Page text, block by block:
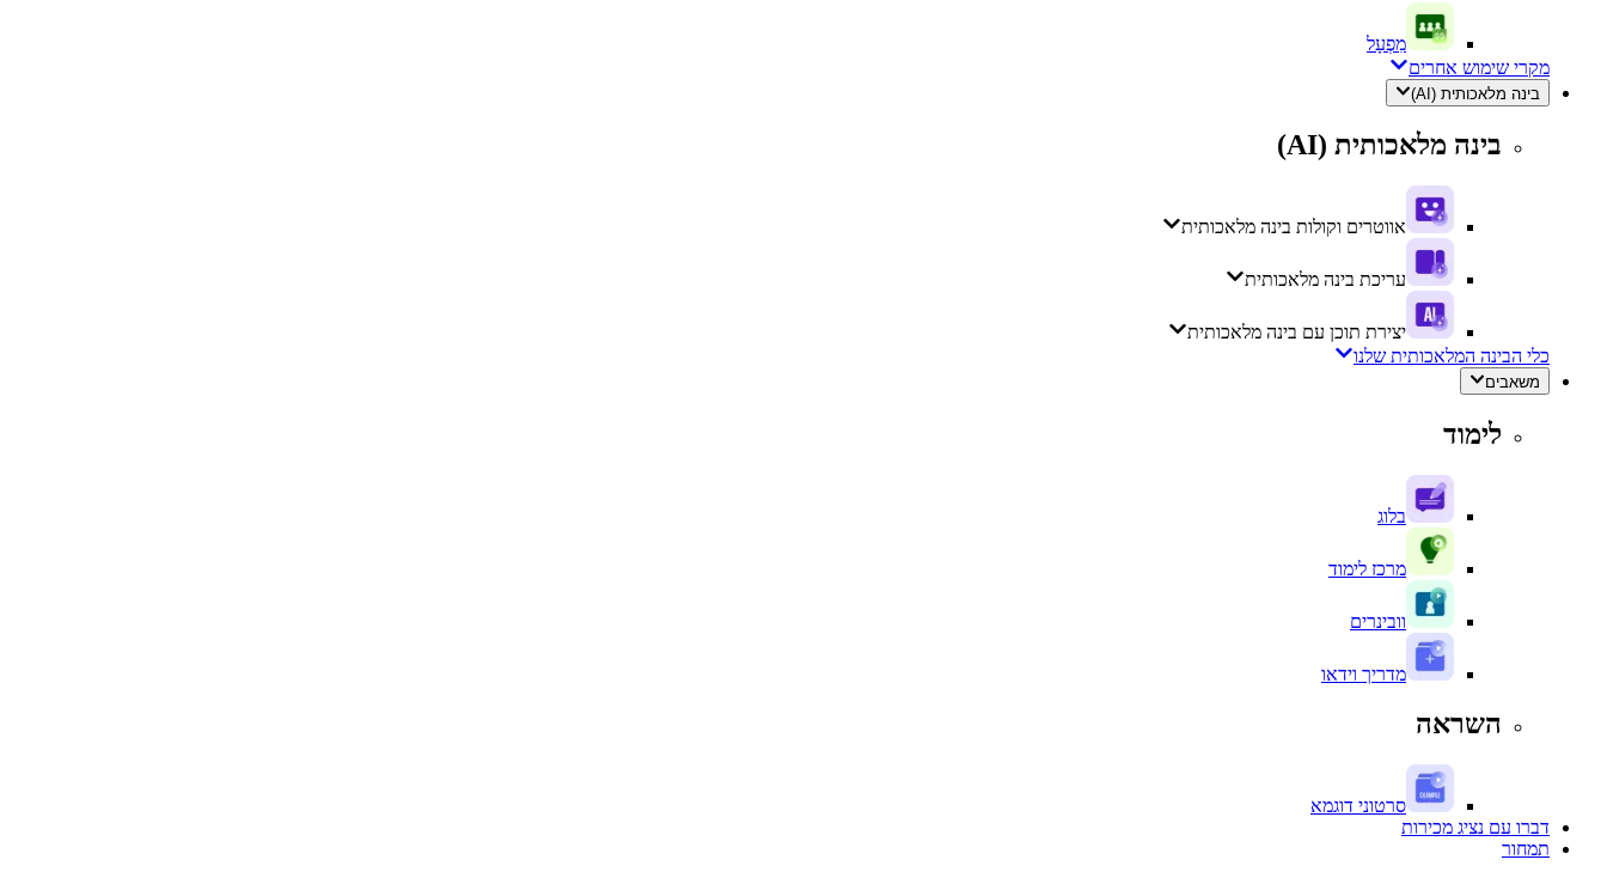
מִפְעָל
מקרי שימוש אחרים
בינה מלאכותית (AI)
בינה מלאכותית (AI)
אווטרים וקולות בינה מלאכותית
עריכת בינה מלאכותית
יצירת תוכן עם בינה מלאכותית
כלי הבינה המלאכותית שלנו
משאבים
לימוד
בלוג
מרכז לימוד
וובינרים
מדריך וידאו
השראה
סרטוני דוגמא
דברו עם נציג מכירות
תמחור